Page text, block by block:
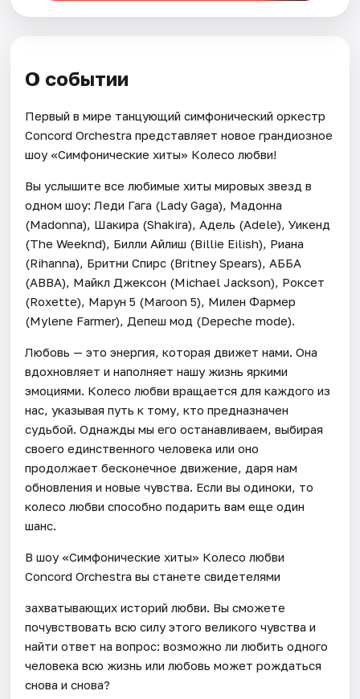
О событии
Первый в мире танцующий симфонический оркестр
Concord Orchestra представляет новое грандиозное
шоу «Симфонические хиты» Колесо любви!
Вы услышите все любимые хиты мировых звезд в
одном шоу: Леди Гага (Lady Gaga), Мадонна
(Madonna), Шакира (Shakira), Адель (Adele), Уикенд
(The Weeknd), Билли Айлиш (Billie Eilish), Риана
(Rihanna), Бритни Спирс (Britney Spears), АББА
(ABBA), Майкл Джексон (Michael Jackson), Роксет
(Roxette), Марун 5 (Maroon 5), Милен Фармер
(Mylene Farmer), Депеш мод (Depeche mode).
Любовь — это энергия, которая движет нами. Она
вдохновляет и наполняет нашу жизнь яркими
эмоциями. Колесо любви вращается для каждого из
нас, указывая путь к тому, кто предназначен
судьбой. Однажды мы его останавливаем, выбирая
своего единственного человека или оно
продолжает бесконечное движение, даря нам
обновления и новые чувства. Если вы одиноки, то
колесо любви способно подарить вам еще один
шанс.
В шоу «Симфонические хиты» Колесо любви
Concord Orchestra вы станете свидетелями
захватывающих историй любви. Вы сможете
почувствовать всю силу этого великого чувства и
найти ответ на вопрос: возможно ли любить одного
человека всю жизнь или любовь может рождаться
снова и снова?